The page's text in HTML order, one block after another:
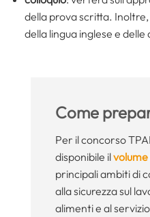
della prova scritta.
della lingua inglese e
Come
Per il concorso
disponibile ilvolume
principali ambiti di
alla sicurezza sul
alimenti e al